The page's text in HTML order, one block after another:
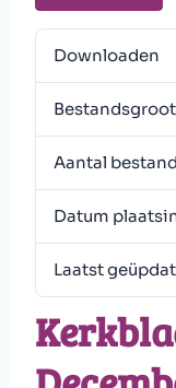
Downloaden
Aantal
Datum
Laatst